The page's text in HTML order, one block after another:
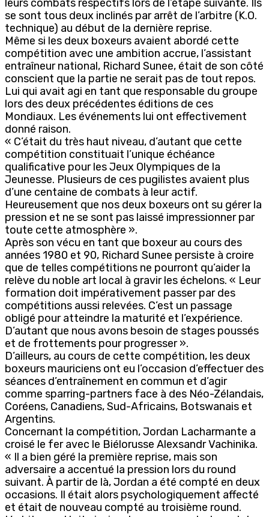
leurs combats respectifs lors de l’étape suivante. Ils
se sont tous deux inclinés par arrêt de l’arbitre (K.O.
technique) au début de la dernière reprise.
Même si les deux boxeurs avaient abordé cette
compétition avec une ambition accrue, l’assistant
entraîneur national, Richard Sunee, était de son côté
conscient que la partie ne serait pas de tout repos.
Lui qui avait agi en tant que responsable du groupe
lors des deux précédentes éditions de ces
Mondiaux. Les événements lui ont effectivement
donné raison.
« C’était du très haut niveau, d’autant que cette
compétition constituait l’unique échéance
qualificative pour les Jeux Olympiques de la
Jeunesse. Plusieurs de ces pugilistes avaient plus
d’une centaine de combats à leur actif.
Heureusement que nos deux boxeurs ont su gérer la
pression et ne se sont pas laissé impressionner par
toute cette atmosphère ».
Après son vécu en tant que boxeur au cours des
années 1980 et 90, Richard Sunee persiste à croire
que de telles compétitions ne pourront qu’aider la
relève du noble art local à gravir les échelons. « Leur
formation doit impérativement passer par des
compétitions aussi relevées. C’est un passage
obligé pour atteindre la maturité et l’expérience.
D’autant que nous avons besoin de stages poussés
et de frottements pour progresser ».
D’ailleurs, au cours de cette compétition, les deux
boxeurs mauriciens ont eu l’occasion d’effectuer des
séances d’entraînement en commun et d’agir
comme sparring-partners face à des Néo-Zélandais,
Coréens, Canadiens, Sud-Africains, Botswanais et
Argentins.
Concernant la compétition, Jordan Lacharmante a
croisé le fer avec le Biélorusse Alexsandr Vachinika.
« Il a bien géré la première reprise, mais son
adversaire a accentué la pression lors du round
suivant. À partir de là, Jordan a été compté en deux
occasions. Il était alors psychologiquement affecté
et était de nouveau compté au troisième round.